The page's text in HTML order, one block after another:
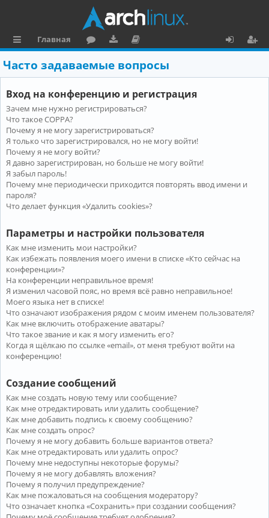
ы
л
к
и
Главная
ру
м
ру
зк
и
ку
м
е
н
та
ц
и
я
о
и
Часто задаваемые вопросы
Вход на конференцию и регистрация
Зачем мне нужно регистрироваться?
Что такое COPPA?
Почему я не могу зарегистрироваться?
Я только что зарегистрировался, но не могу войти!
Почему я не могу войти?
Я давно зарегистрирован, но больше не могу войти!
Я забыл пароль!
Почему мне периодически приходится повторять ввод имени и
пароля?
Что делает функция «Удалить cookies»?
Параметры и настройки пользователя
Как мне изменить мои настройки?
Как избежать появления моего имени в списке «Кто сейчас на
конференции»?
На конференции неправильное время!
Я изменил часовой пояс, но время всё равно неправильное!
Моего языка нет в списке!
Что означают изображения рядом с моим именем пользователя?
Как мне включить отображение аватары?
Что такое звание и как я могу изменить его?
Когда я щёлкаю по ссылке «email», от меня требуют войти на
конференцию!
Создание сообщений
Как мне создать новую тему или сообщение?
Как мне отредактировать или удалить сообщение?
Как мне добавить подпись к своему сообщению?
Как мне создать опрос?
Почему я не могу добавить больше вариантов ответа?
Как мне отредактировать или удалить опрос?
Почему мне недоступны некоторые форумы?
Почему я не могу добавлять вложения?
Почему я получил предупреждение?
Как мне пожаловаться на сообщения модератору?
Что означает кнопка «Сохранить» при создании сообщения?